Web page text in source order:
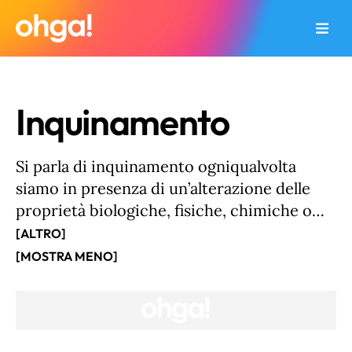
Inquinamento
Si parla di inquinamento ogniqualvolta
siamo in presenza di un’alterazione delle
proprietà biologiche, fisiche, chimiche o
radioattive dell’ambiente. Questa
alterazione, che può essere causata
[ALTRO]
[MOSTRA MENO]